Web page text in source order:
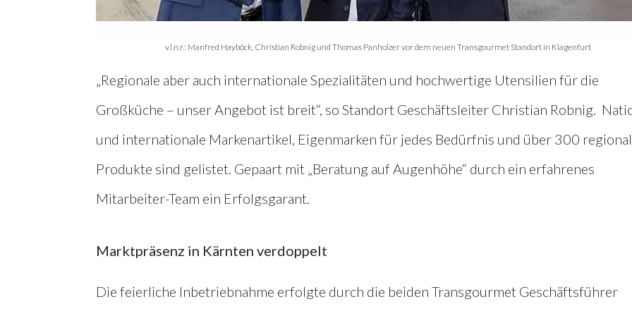
v.l.n.r.: Manfred Hayböck, Christian Robnig und Thomas Panholzer vor dem neuen Transgourmet Standort in Klagenfurt
„Regionale aber auch internationale Spezialitäten und hochwertige Utensilien für die
Großküche – unser Angebot ist breit“, so Standort Geschäftsleiter Christian Robnig.
und internationale Markenartikel, Eigenmarken für jedes Bedürfnis und über 300
Produkte sind gelistet. Gepaart mit „Beratung auf Augenhöhe“ durch ein erfahrenes
Mitarbeiter-Team ein Erfolgsgarant.
Marktpräsenz in Kärnten verdoppelt
Die feierliche Inbetriebnahme erfolgte durch die beiden Transgourmet Geschäftsführer